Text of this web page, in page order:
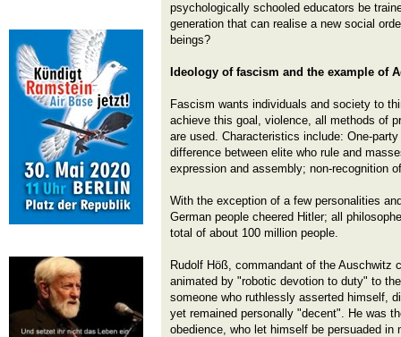
psychologically schooled educators be
generation that can realise a new social
beings?
Ideology of fascism and the example of
Fascism wants individuals and society to
achieve this goal, violence, all methods of
are used. Characteristics include: One-
difference between elite who rule and
expression and assembly; non-recognition
With the exception of a few personalities
German people cheered Hitler; all
total of about 100 million people.
Rudolf Höß, commandant of the Auschwitz
animated by "robotic devotion to duty" to
someone who ruthlessly asserted himself,
yet remained personally "decent". He was
obedience, who let himself be persuaded in